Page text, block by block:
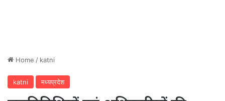
Home / katni
katni मध्यप्रदेश